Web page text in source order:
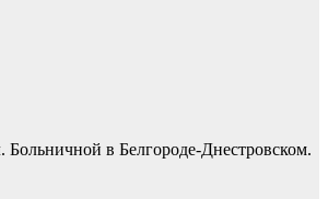
в Белгороде-Днестровском.